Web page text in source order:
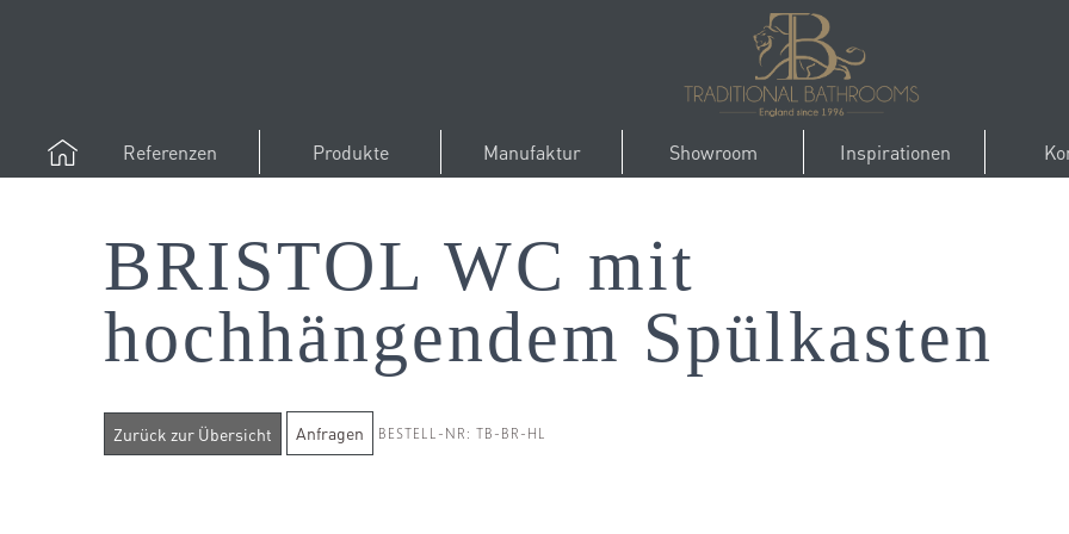
Referenzen Produkte Manufaktur Showroom Inspirationen
BRISTOL WC mit
hochhängendem Spülkasten
Anfragen BESTELL-NR: TB-BR-HL